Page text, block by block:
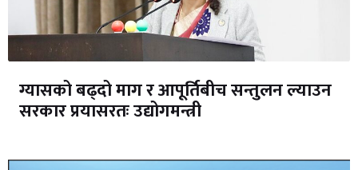
ग्यासको बढ्दो माग र आपूर्तिबीच सन्तुलन ल्याउन
सरकार प्रयासरतः उद्योगमन्त्री